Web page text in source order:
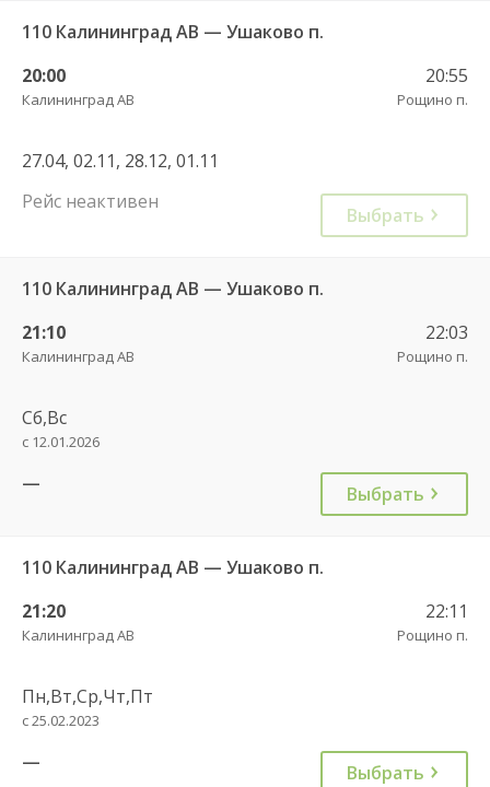
110 Калининград АВ — Ушаково п.
20:00
Калининград АВ
20:55
Рощино п.
27.04, 02.11, 28.12, 01.11
Рейс неактивен
Выбрать
110 Калининград АВ — Ушаково п.
21:10
Калининград АВ
22:03
Рощино п.
Сб,Вс
с 12.01.2026
— Выбрать
110 Калининград АВ — Ушаково п.
21:20
Калининград АВ
22:11
Рощино п.
Пн,Вт,Ср,Чт,Пт
с 25.02.2023
— Выбрать